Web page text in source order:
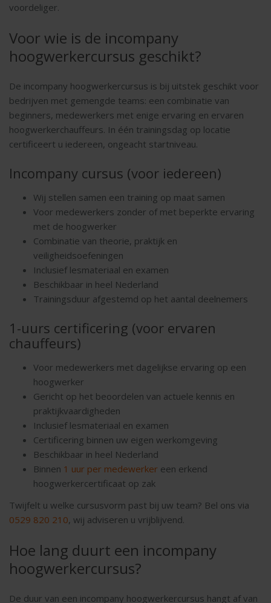
voordeliger.
Voor wie is de incompany
hoogwerkercursus geschikt?
De incompany hoogwerkercursus is bij uitstek geschikt voor
bedrijven met gemengde teams: een combinatie van
beginners, medewerkers met enige ervaring en ervaren
hoogwerkerchauffeurs. In één trainingsdag op locatie
certificeert u iedereen, ongeacht startniveau.
Incompany cursus (voor iedereen)
Wij stellen samen een training op maat samen
Voor medewerkers zonder of met beperkte ervaring
met de hoogwerker
Combinatie van theorie, praktijk en
veiligheidsoefeningen
Inclusief lesmateriaal en examen
Beschikbaar in heel Nederland
Trainingsduur afgestemd op het aantal deelnemers
1-uurs certificering (voor ervaren
chauffeurs)
Voor medewerkers met dagelijkse ervaring op een
hoogwerker
Gericht op het beoordelen van actuele kennis en
praktijkvaardigheden
Inclusief lesmateriaal en examen
Certificering binnen uw eigen werkomgeving
Beschikbaar in heel Nederland
Binnen 1 uur per medewerker een erkend
hoogwerkercertificaat op zak
Twijfelt u welke cursusvorm past bij uw team? Bel ons via
0529 820 210, wij adviseren u vrijblijvend.
Hoe lang duurt een incompany
hoogwerkercursus?
De duur van een incompany hoogwerkercursus hangt af van